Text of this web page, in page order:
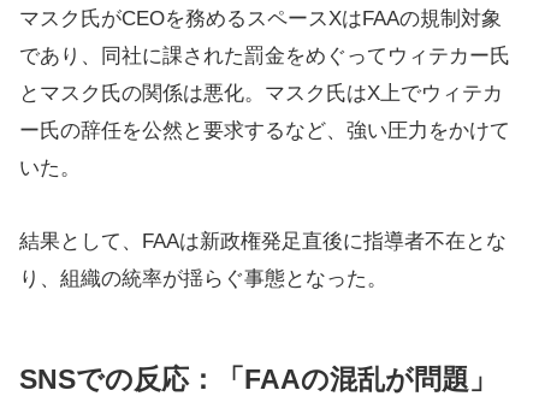
マスク氏がCEOを務めるスペースXはFAAの規制対象
であり、同社に課された罰金をめぐってウィテカー氏
とマスク氏の関係は悪化。マスク氏はX上でウィテカ
ー氏の辞任を公然と要求するなど、強い圧力をかけて
いた。
結果として、FAAは新政権発足直後に指導者不在とな
り、組織の統率が揺らぐ事態となった。
SNSでの反応：「FAAの混乱が問題」